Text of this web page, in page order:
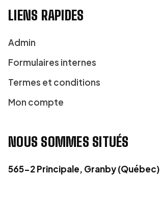
LIENS RAPIDES
Admin
Formulaires internes
Termes et conditions
Mon compte
NOUS SOMMES SITUÉS
565-2 Principale, Granby (Québec)